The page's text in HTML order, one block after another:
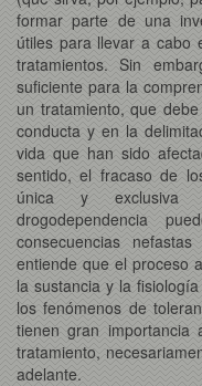
formar parte de una
útiles para llevar a cabo
tratamientos. Sin
suficiente para la
un tratamiento, que
conducta y en la
vida que han sido
sentido, el fracaso de
única y exclusiva
drogodependencia
consecuencias
entiende que el proceso
la sustancia y la
los fenómenos de
tienen gran
tratamiento,
adelante.